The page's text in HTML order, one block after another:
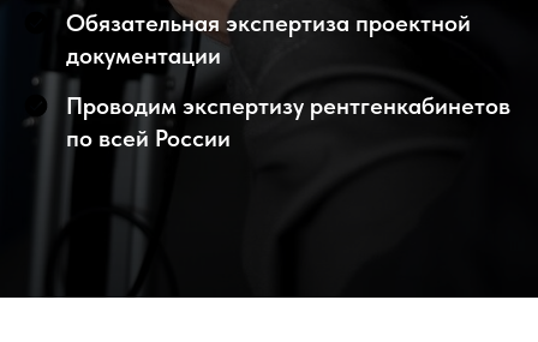
Обязательная экспертиза проектной
документации
Проводим экспертизу рентгенкабинетов
по всей России